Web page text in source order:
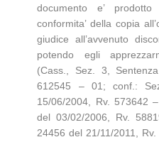
documento e’
conformita’ della copia
giudice all’avvenuto
potendo egli
(Cass., Sez. 3,
612545 – 01; conf.:
15/06/2004, Rv. 573642
del 03/02/2006, Rv.
24456 del 21/11/2011,